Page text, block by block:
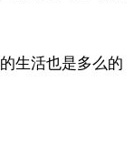
生活也是多么的